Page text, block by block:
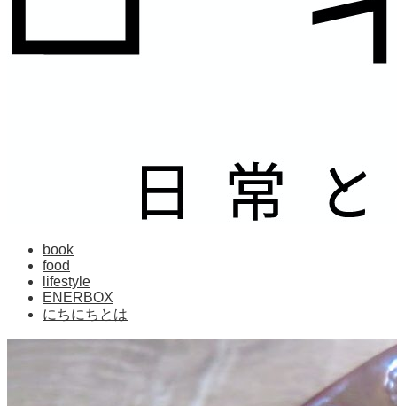
book
food
lifestyle
ENERBOX
にちにちとは